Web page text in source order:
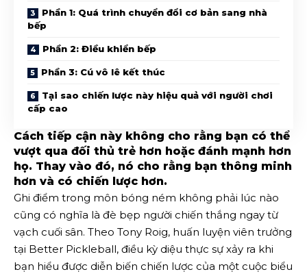
Phần 1: Quá trình chuyển đổi cơ bản sang nhà
bếp
Phần 2: Điều khiển bếp
Phần 3: Cú vô lê kết thúc
Tại sao chiến lược này hiệu quả với người chơi
cấp cao
Cách tiếp cận này không cho rằng bạn có thể
vượt qua đối thủ trẻ hơn hoặc đánh mạnh hơn
họ. Thay vào đó, nó cho rằng bạn thông minh
hơn và có chiến lược hơn.
Ghi điểm trong môn bóng ném không phải lúc nào
cũng có nghĩa là đè bẹp người chiến thắng ngay từ
vạch cuối sân. Theo Tony Roig, huấn luyện viên trưởng
tại Better Pickleball, điều kỳ diệu thực sự xảy ra khi
bạn hiểu được diễn biến chiến lược của một cuộc biểu